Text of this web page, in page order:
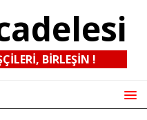
BIRLEŞIN !